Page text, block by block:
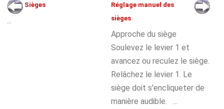
Sièges
Réglage manuel des
sièges
Approche du siège
Soulevez le levier 1 et
avancez ou reculez le siège.
Relâchez le levier 1. Le
siège doit s'encliqueter de
manière audible. ...